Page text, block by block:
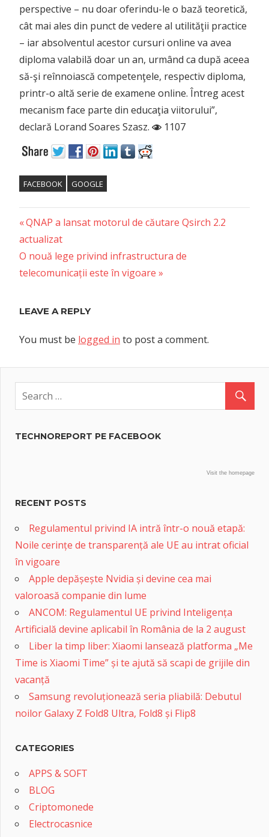
perspective – nu doar oferindu-le o bază teoretică,
cât mai ales din punct de vedere al utilităţii practice
– iar absolventul acestor cursuri online va avea
diploma valabilă doar un an, urmând ca după aceea
să-şi reînnoiască competenţele, respectiv diploma,
printr-o altă serie de examene online. Întreg acest
mecanism face parte din educaţia viitorului”,
declară Lorand Soares Szasz.
1107
FACEBOOK GOOGLE
Post
navigation
Previous
Post:
QNAP a lansat motorul de căutare Qsirch 2.2
actualizat
Next
Post:
O nouă lege privind infrastructura de
telecomunicații este în vigoare
LEAVE A REPLY
You must be logged in to post a comment.
TECHNOREPORT PE FACEBOOK
Visit the homepage
RECENT POSTS
Regulamentul privind IA intră într-o nouă etapă:
Noile cerințe de transparență ale UE au intrat oficial
în vigoare
Apple depășește Nvidia și devine cea mai
valoroasă companie din lume
ANCOM: Regulamentul UE privind Inteligența
Artificială devine aplicabil în România de la 2 august
Liber la timp liber: Xiaomi lansează platforma „Me
Time is Xiaomi Time” și te ajută să scapi de grijile din
vacanță
Samsung revoluționează seria pliabilă: Debutul
noilor Galaxy Z Fold8 Ultra, Fold8 și Flip8
CATEGORIES
APPS & SOFT
BLOG
Criptomonede
Electrocasnice